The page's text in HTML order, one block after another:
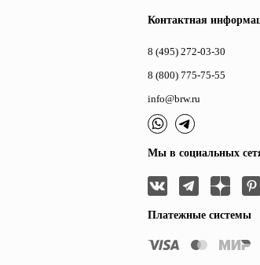
Контактная
8 (495) 272-03-30
8 (800) 775-75-55
info@brw.ru
Мы в социальных
Платежные системы